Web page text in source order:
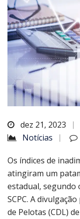
dez 21, 2023
Notícias
Os índices de
atingiram um
estadual, segundo
SCPC. A
de Pelotas (CDL)